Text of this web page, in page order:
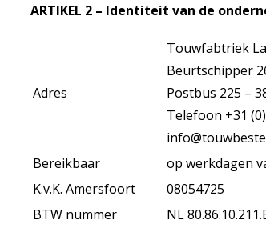
ARTIKEL 2 – Identiteit van de
Adres
Touwfabtriek
Beurtschipper
Postbus 225 –
Telefoon +31
Bereikbaar
op werkdagen
K.v.K. Amersfoort
08054725
BTW nummer
NL